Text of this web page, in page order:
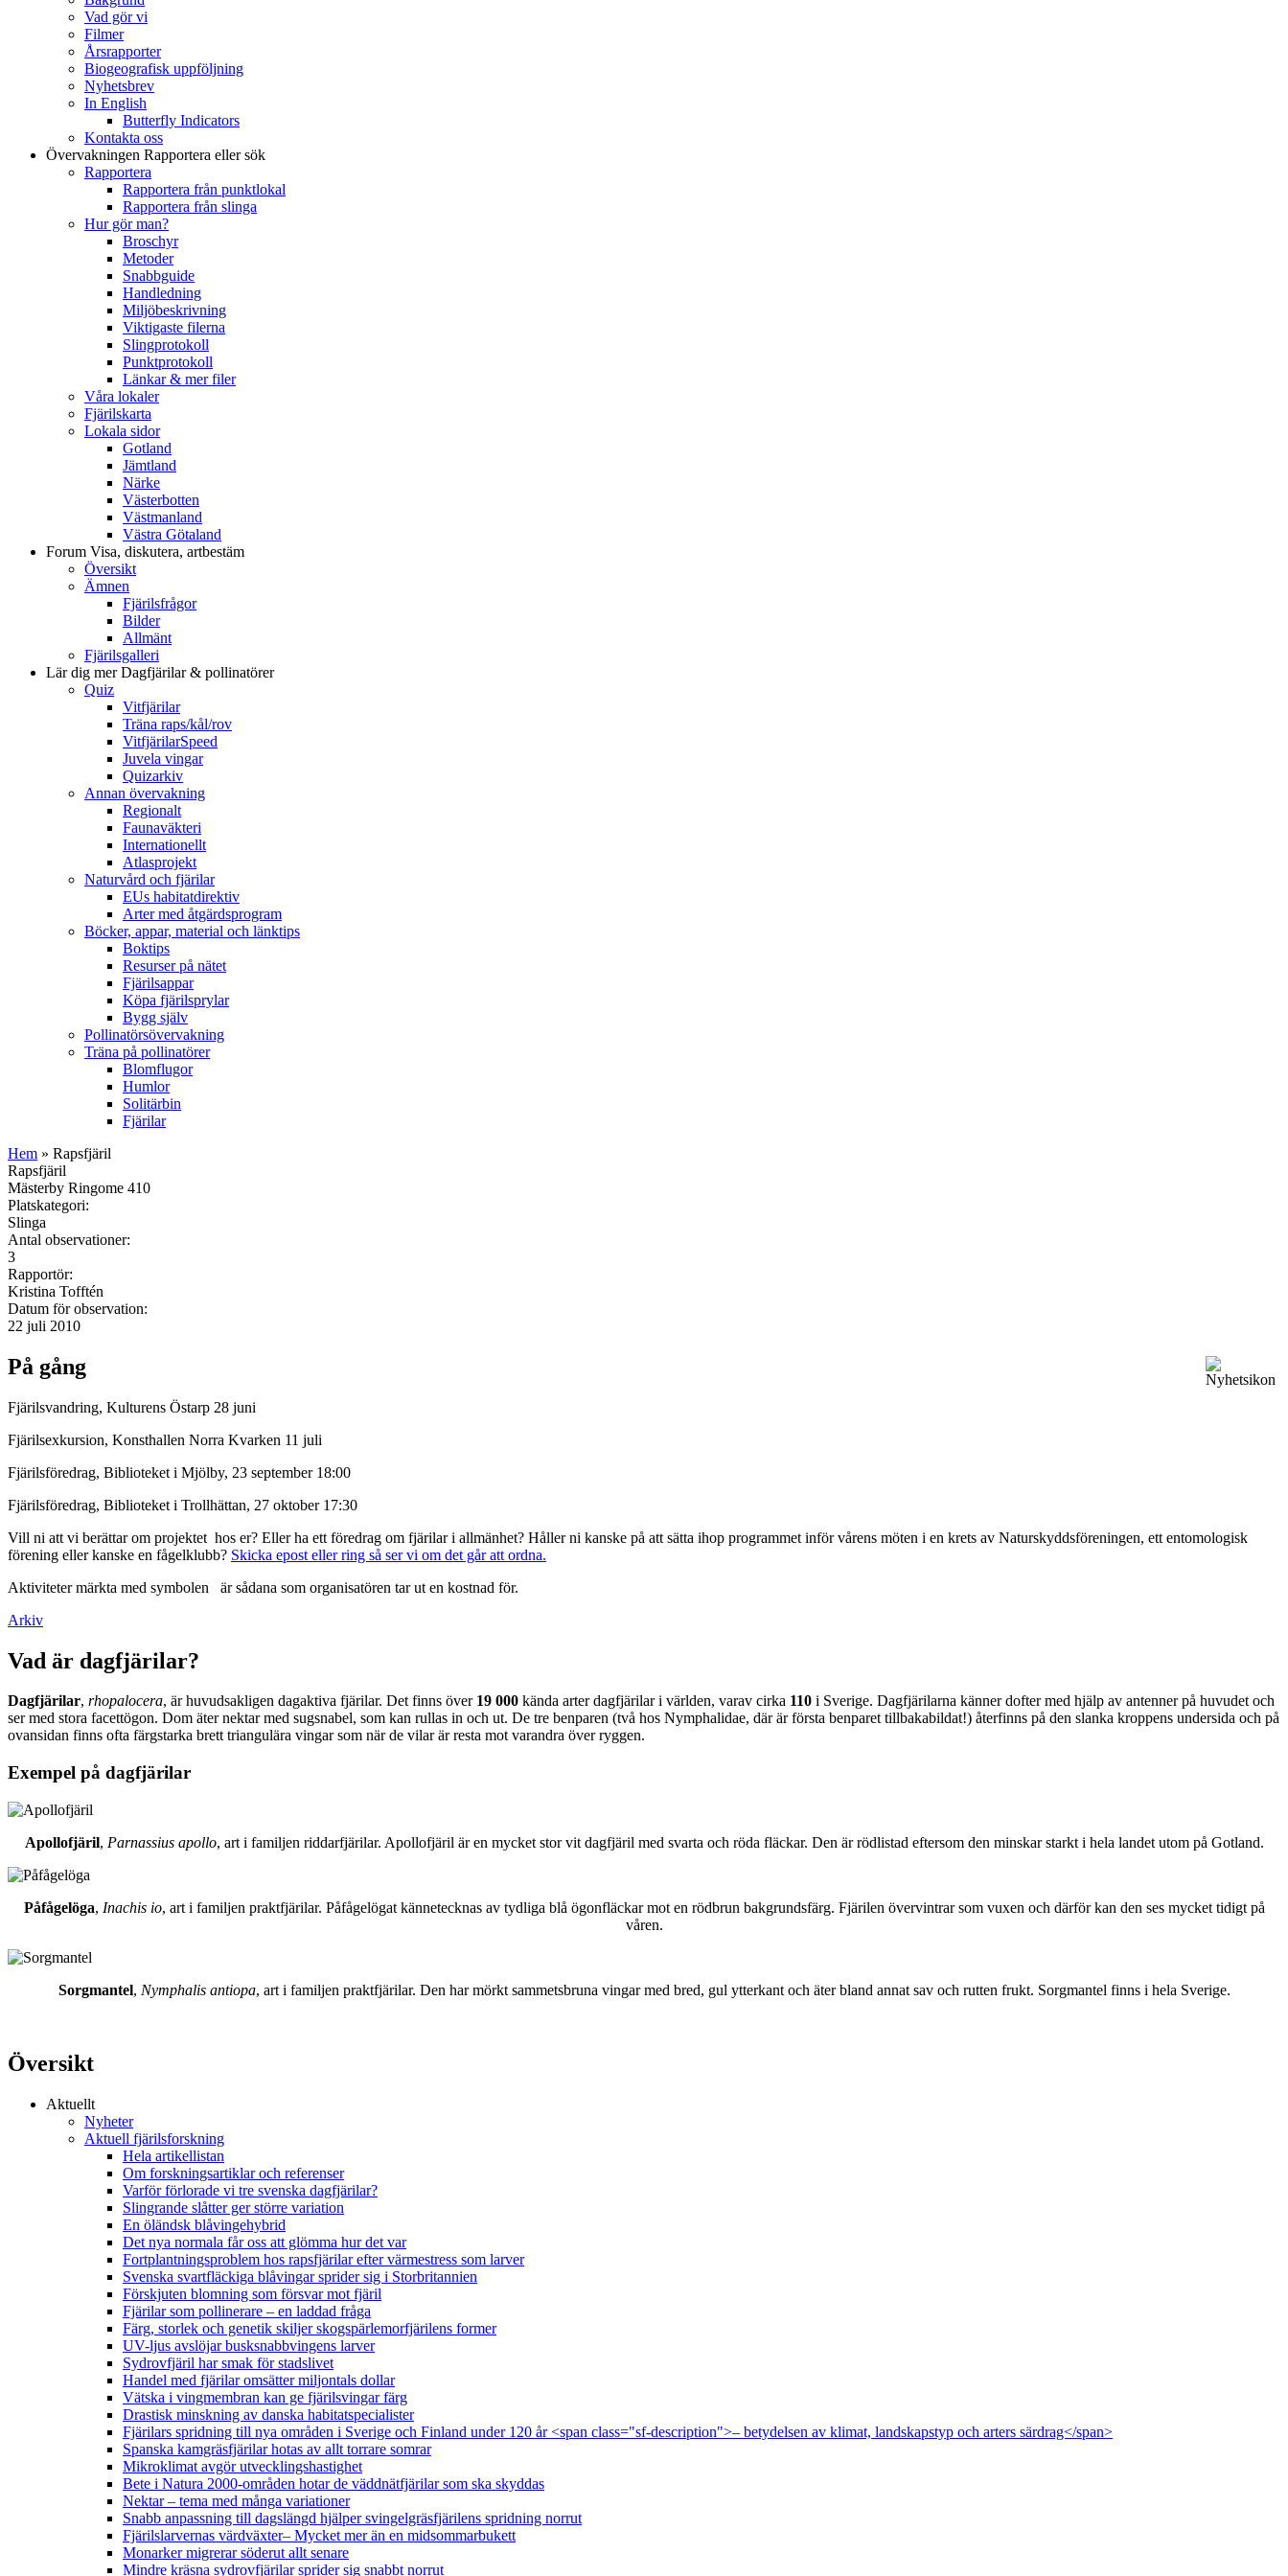
Vad gör vi
Filmer
Årsrapporter
Biogeografisk uppföljning
Nyhetsbrev
In English
Butterfly Indicators
Kontakta oss
Övervakningen Rapportera eller sök
Rapportera
Rapportera från punktlokal
Rapportera från slinga
Hur gör man?
Broschyr
Metoder
Snabbguide
Handledning
Miljöbeskrivning
Viktigaste filerna
Slingprotokoll
Punktprotokoll
Länkar & mer filer
Våra lokaler
Fjärilskarta
Lokala sidor
Gotland
Jämtland
Närke
Västerbotten
Västmanland
Västra Götaland
Forum Visa, diskutera, artbestäm
Översikt
Ämnen
Fjärilsfrågor
Bilder
Allmänt
Fjärilsgalleri
Lär dig merDagfjärilar & pollinatörer
Quiz
Vitfjärilar
Träna raps/kål/rov
VitfjärilarSpeed
Juvela vingar
Quizarkiv
Annan övervakning
Regionalt
Faunaväkteri
Internationellt
Atlasprojekt
Naturvård och fjärilar
EUs habitatdirektiv
Arter med åtgärdsprogram
Böcker, appar, material och länktips
Boktips
Resurser på nätet
Fjärilsappar
Köpa fjärilsprylar
Bygg själv
Pollinatörsövervakning
Träna på pollinatörer
Blomflugor
Humlor
Solitärbin
Fjärilar
Hem » Rapsfjäril
Rapsfjäril
Mästerby Ringome 410
Platskategori:
Slinga
Antal observationer:
3
Rapportör:
Kristina Tofftén
Datum för observation:
22 juli 2010
På gång
Fjärilsvandring, Kulturens Östarp 28 juni
Fjärilsexkursion, Konsthallen Norra Kvarken 11 juli
Fjärilsföredrag, Biblioteket i Mjölby, 23 september 18:00
Fjärilsföredrag, Biblioteket i Trollhättan, 27 oktober 17:30
Vill ni att vi berättar om projektet hos er? Eller ha ett föredrag om fjärilar i allmänhet? Håller ni kanske på att sätta ihop programmet inför vårens möten i en krets av Naturskyddsföreningen, ett entomologisk
förening eller kanske en fågelklubb? Skicka epost eller ring så ser vi om det går att ordna.
Aktiviteter märkta med symbolen
är sådana som organisatören tar ut en kostnad för.
Arkiv
Vad är dagfjärilar?
Dagfjärilar, rhopalocera, är huvudsakligen dagaktiva fjärilar. Det finns över 19 000 kända arter dagfjärilar i världen, varav cirka 110 i Sverige. Dagfjärilarna känner dofter med hjälp av antenner på huvudet och
ser med stora facettögon. Dom äter nektar med sugsnabel, som kan rullas in och ut. De tre benparen (två hos Nymphalidae, där är första benparet tillbakabildat!) återfinns på den slanka kroppens undersida och på
ovansidan finns ofta färgstarka brett triangulära vingar som när de vilar är resta mot varandra över ryggen.
Exempel på dagfjärilar
Apollofjäril, Parnassius apollo, art i familjen riddarfjärilar. Apollofjäril är en mycket stor vit dagfjäril med svarta och röda fläckar. Den är rödlistad eftersom den minskar starkt i hela landet utom på Gotland.
Påfågelöga, Inachis io, art i familjen praktfjärilar. Påfågelögat kännetecknas av tydliga blå ögonfläckar mot en rödbrun bakgrundsfärg. Fjärilen övervintrar som vuxen och därför kan den ses mycket tidigt på
våren.
Sorgmantel, Nymphalis antiopa, art i familjen praktfjärilar. Den har mörkt sammetsbruna vingar med bred, gul ytterkant och äter bland annat sav och rutten frukt. Sorgmantel finns i hela Sverige.
Översikt
Aktuellt
Nyheter
Aktuell fjärilsforskning
Hela artikellistan
Om forskningsartiklar och referenser
Varför förlorade vi tre svenska dagfjärilar?
Slingrande slåtter ger större variation
En öländsk blåvingehybrid
Det nya normala får oss att glömma hur det var
Fortplantningsproblem hos rapsfjärilar efter värmestress som larver
Svenska svartfläckiga blåvingar sprider sig i Storbritannien
Förskjuten blomning som försvar mot fjäril
Fjärilar som pollinerare – en laddad fråga
Färg, storlek och genetik skiljer skogspärlemorfjärilens former
UV-ljus avslöjar busksnabbvingens larver
Sydrovfjäril har smak för stadslivet
Handel med fjärilar omsätter miljontals dollar
Vätska i vingmembran kan ge fjärilsvingar färg
Drastisk minskning av danska habitatspecialister
Fjärilars spridning till nya områden i Sverige och Finland under 120 år <span class="sf-description">– betydelsen av klimat, landskapstyp och arters särdrag</span>
Spanska kamgräsfjärilar hotas av allt torrare somrar
Mikroklimat avgör utvecklingshastighet
Bete i Natura 2000-områden hotar de väddnätfjärilar som ska skyddas
Nektar – tema med många variationer
Snabb anpassning till dagslängd hjälper svingelgräsfjärilens spridning norrut
Fjärilslarvernas värdväxter– Mycket mer än en midsommarbukett
Monarker migrerar söderut allt senare
Mindre kräsna sydrovfjärilar sprider sig snabbt norrut